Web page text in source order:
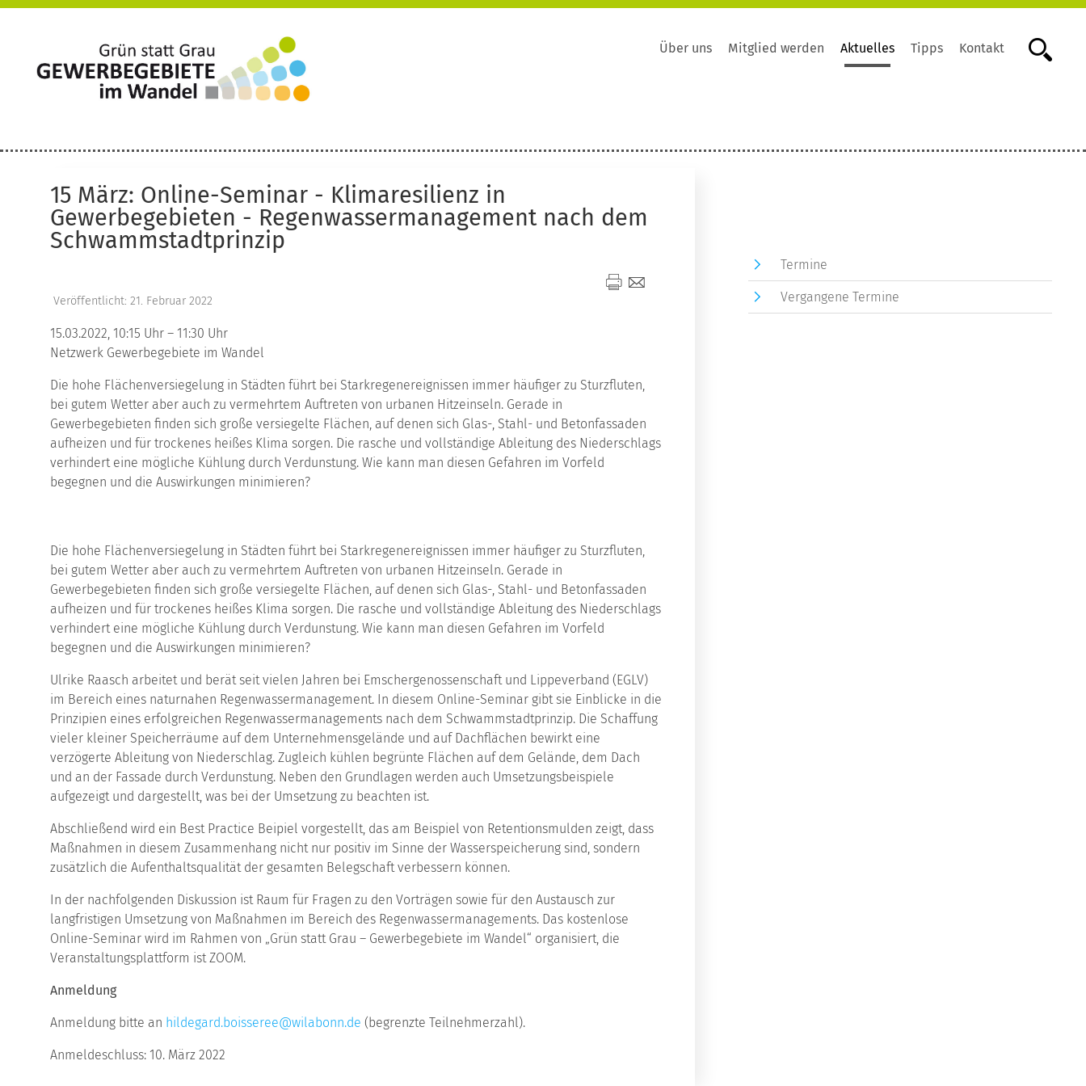
Über uns Mitglied werden Aktuelles Tipps Kontakt
15 März: Online-Seminar - Klimaresilienz in
Gewerbegebieten - Regenwassermanagement nach dem
Schwammstadtprinzip
Veröffentlicht: 21. Februar 2022
15.03.2022, 10:15 Uhr – 11:30 Uhr
Netzwerk Gewerbegebiete im Wandel
Die hohe Flächenversiegelung in Städten führt bei Starkregenereignissen immer häufiger zu Sturzfluten,
bei gutem Wetter aber auch zu vermehrtem Auftreten von urbanen Hitzeinseln. Gerade in
Gewerbegebieten finden sich große versiegelte Flächen, auf denen sich Glas-, Stahl- und Betonfassaden
aufheizen und für trockenes heißes Klima sorgen. Die rasche und vollständige Ableitung des Niederschlags
verhindert eine mögliche Kühlung durch Verdunstung. Wie kann man diesen Gefahren im Vorfeld
begegnen und die Auswirkungen minimieren?
Die hohe Flächenversiegelung in Städten führt bei Starkregenereignissen immer häufiger zu Sturzfluten,
bei gutem Wetter aber auch zu vermehrtem Auftreten von urbanen Hitzeinseln. Gerade in
Gewerbegebieten finden sich große versiegelte Flächen, auf denen sich Glas-, Stahl- und Betonfassaden
aufheizen und für trockenes heißes Klima sorgen. Die rasche und vollständige Ableitung des Niederschlags
verhindert eine mögliche Kühlung durch Verdunstung. Wie kann man diesen Gefahren im Vorfeld
begegnen und die Auswirkungen minimieren?
Ulrike Raasch arbeitet und berät seit vielen Jahren bei Emschergenossenschaft und Lippeverband (EGLV)
im Bereich eines naturnahen Regenwassermanagement. In diesem Online-Seminar gibt sie Einblicke in die
Prinzipien eines erfolgreichen Regenwassermanagements nach dem Schwammstadtprinzip. Die Schaffung
vieler kleiner Speicherräume auf dem Unternehmensgelände und auf Dachflächen bewirkt eine
verzögerte Ableitung von Niederschlag. Zugleich kühlen begrünte Flächen auf dem Gelände, dem Dach
und an der Fassade durch Verdunstung. Neben den Grundlagen werden auch Umsetzungsbeispiele
aufgezeigt und dargestellt, was bei der Umsetzung zu beachten ist.
Abschließend wird ein Best Practice Beipiel vorgestellt, das am Beispiel von Retentionsmulden zeigt, dass
Maßnahmen in diesem Zusammenhang nicht nur positiv im Sinne der Wasserspeicherung sind, sondern
zusätzlich die Aufenthaltsqualität der gesamten Belegschaft verbessern können.
In der nachfolgenden Diskussion ist Raum für Fragen zu den Vorträgen sowie für den Austausch zur
langfristigen Umsetzung von Maßnahmen im Bereich des Regenwassermanagements. Das kostenlose
Online-Seminar wird im Rahmen von „Grün statt Grau – Gewerbegebiete im Wandel“ organisiert, die
Veranstaltungsplattform ist ZOOM.
Anmeldung
Anmeldung bitte an hildegard.boisseree@wilabonn.de (begrenzte Teilnehmerzahl).
Anmeldeschluss: 10. März 2022
Termine
Vergangene Termine